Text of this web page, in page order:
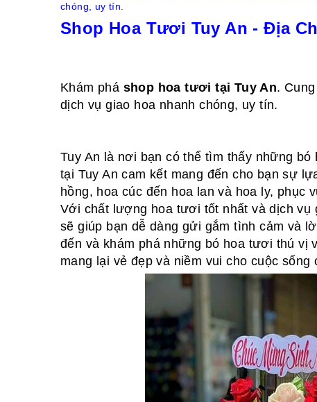
chóng, uy tín.
Shop Hoa Tươi Tuy An - Địa
Khám phá shop hoa tươi tại Tuy An.
dịch vụ giao hoa nhanh chóng, uy tín.
Tuy An là nơi bạn có thể tìm thấy những
tại Tuy An cam kết mang đến cho bạn sự
hồng, hoa cúc đến hoa lan và hoa ly, phục
Với chất lượng hoa tươi tốt nhất và dịch vụ
sẽ giúp bạn dễ dàng gửi gắm tình cảm và
đến và khám phá những bó hoa tươi thú vị
mang lại vẻ đẹp và niềm vui cho cuộc sống